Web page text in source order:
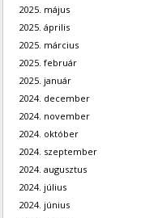
2025. május
2025. április
2025. március
2025. február
2025. január
2024. december
2024. november
2024. október
2024. szeptember
2024. augusztus
2024. július
2024. június